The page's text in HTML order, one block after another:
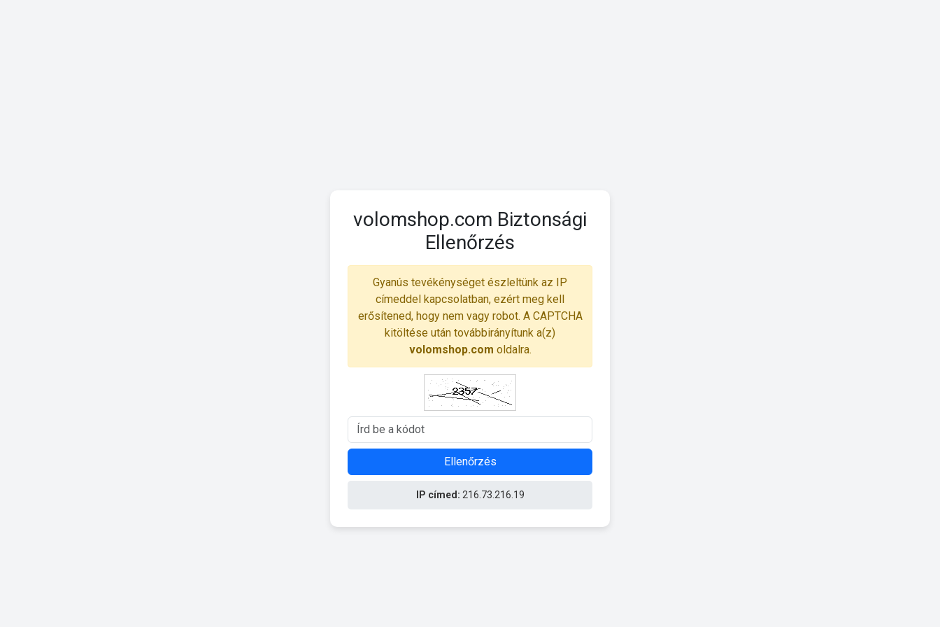
volomshop.com Biztonsági
Ellenőrzés
Gyanús tevékénységet észleltünk az IP
címeddel kapcsolatban, ezért meg kell
erősítened, hogy nem vagy robot. A CAPTCHA
kitöltése után továbbirányítunk a(z)
volomshop.com oldalra.
Ellenőrzés
IP címed: 216.73.216.19